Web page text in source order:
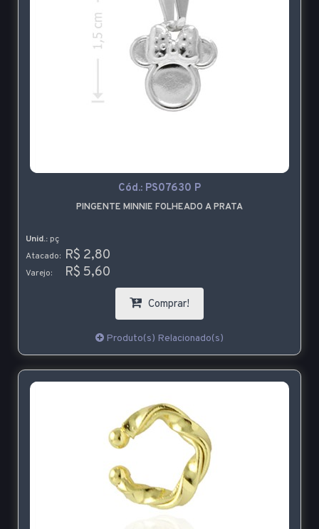
Cód.: PS07630 P
PINGENTE MINNIE FOLHEADO A PRATA
Unid.: pç
Atacado: R$ 2,80
Varejo: R$ 5,60
Comprar!
Produto(s) Relacionado(s)